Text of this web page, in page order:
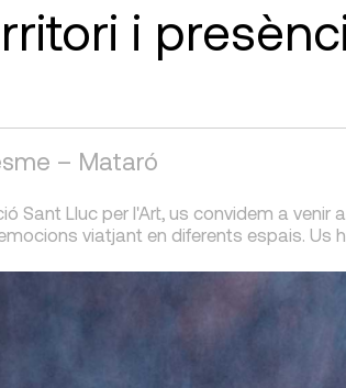
i
– Mataró
Sant Lluc per l'Art, us convidem a venir
viatjant en diferents espais. Us